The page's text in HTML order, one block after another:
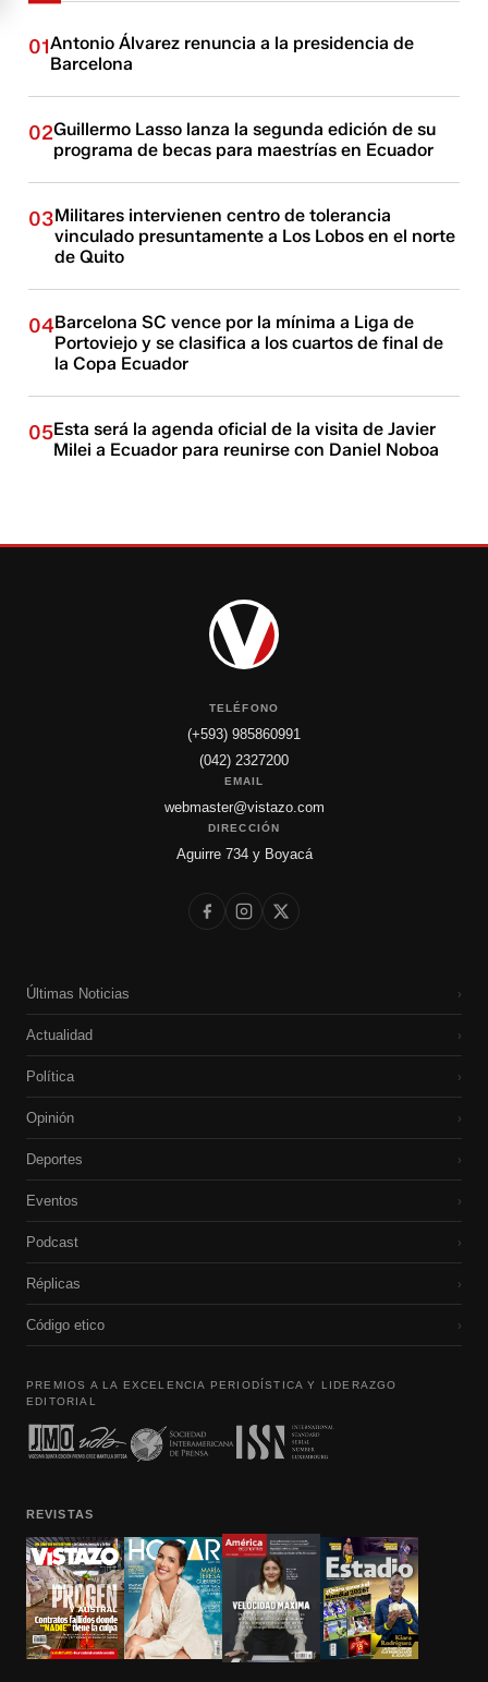
01Antonio Álvarez renuncia a la presidencia de
Barcelona
02Guillermo Lasso lanza la segunda edición de su
programa de becas para maestrías en Ecuador
03Militares intervienen centro de tolerancia
vinculado presuntamente a Los Lobos en el norte
de Quito
04Barcelona SC vence por la mínima a Liga de
Portoviejo y se clasifica a los cuartos de final de
la Copa Ecuador
05Esta será la agenda oficial de la visita de Javier
Milei a Ecuador para reunirse con Daniel Noboa
TELÉFONO
(+593) 985860991
(042) 2327200
EMAIL
webmaster@vistazo.com
DIRECCIÓN
Aguirre 734 y Boyacá
Últimas Noticias ›
Actualidad ›
Política ›
Opinión ›
Deportes ›
Eventos ›
Podcast ›
Réplicas ›
Código etico ›
PREMIOS A LA EXCELENCIA PERIODÍSTICA Y LIDERAZGO
EDITORIAL
REVISTAS